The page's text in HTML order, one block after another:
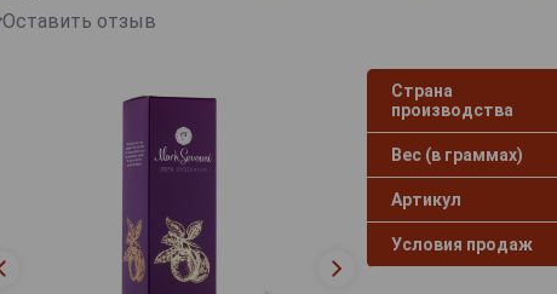
Оставить отзыв
Страна
производства
Вес (в граммах)
Артикул
Условия продаж